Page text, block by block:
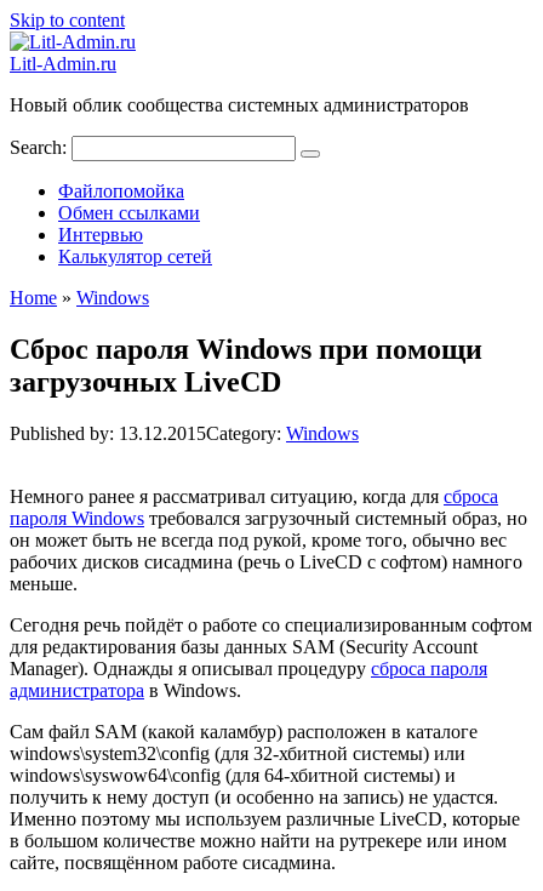
Skip to content
Litl-Admin.ru
Новый облик сообщества системных администраторов
Search:
Файлопомойка
Обмен ссылками
Интервью
Калькулятор сетей
Home » Windows
Сброс пароля Windows при помощи
загрузочных LiveCD
Published by: 13.12.2015Category: Windows
Немного ранее я рассматривал ситуацию, когда для сброса
пароля Windows требовался загрузочный системный образ, но
он может быть не всегда под рукой, кроме того, обычно вес
рабочих дисков сисадмина (речь о LiveCD с софтом) намного
меньше.
Сегодня речь пойдёт о работе со специализированным софтом
для редактирования базы данных SAM (Security Account
Manager). Однажды я описывал процедуру сброса пароля
администратора в Windows.
Сам файл SAM (какой каламбур) расположен в каталоге
windows\system32\config (для 32-хбитной системы) или
windows\syswow64\config (для 64-хбитной системы) и
получить к нему доступ (и особенно на запись) не удастся.
Именно поэтому мы используем различные LiveCD, которые
в большом количестве можно найти на рутрекере или ином
сайте, посвящённом работе сисадмина.